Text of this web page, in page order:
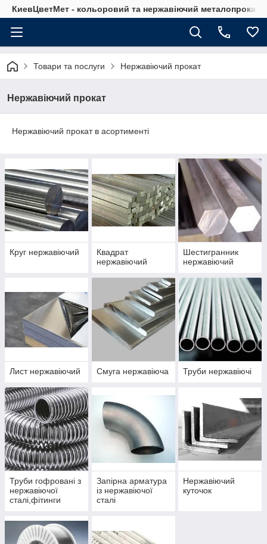
КиевЦветМет - кольоровий та нержавіючий металопрокат.
Товари та послуги Нержавіючий прокат
Нержавіючий прокат
Нержавіючий прокат в асортименті
Круг нержавіючий
Квадрат
нержавіючий
Шестигранник
нержавіючий
Лист нержавіючий Смуга нержавіюча Труби нержавіючі
Труби гофровані з
нержавіючої
сталі,фітинги
Запірна арматура
із нержавіючої
сталі
Нержавіючий
куточок